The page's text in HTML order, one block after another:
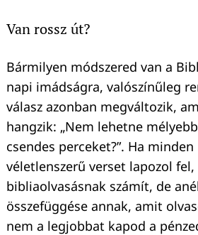
Van rossz út?
Bármilyen módszered van a
napi imádságra, valószínűleg
válasz azonban megváltozik,
hangzik: „Nem lehetne
csendes perceket?”. Ha
véletlenszerű verset lapozol
bibliaolvasásnak számít, de
összefüggése annak, amit
nem a legjobbat kapod a